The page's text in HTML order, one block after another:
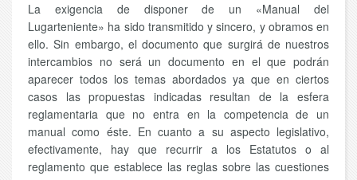
La exigencia de disponer de un «Manual del
Lugarteniente» ha sido transmitido y sincero, y obramos en
ello. Sin embargo, el documento que surgirá de nuestros
intercambios no será un documento en el que podrán
aparecer todos los temas abordados ya que en ciertos
casos las propuestas indicadas resultan de la esfera
reglamentaria que no entra en la competencia de un
manual como éste. En cuanto a su aspecto legislativo,
efectivamente, hay que recurrir a los Estatutos o al
reglamento que establece las reglas sobre las cuestiones